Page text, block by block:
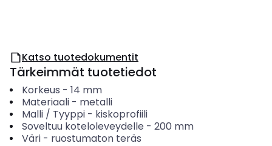
Katso tuotedokumentit
Tärkeimmät tuotetiedot
Korkeus - 14 mm
Materiaali- metalli
Malli / Tyyppi- kiskoprofiili
Soveltuu koteloleveydelle - 200 mm
Väri- ruostumaton teräs